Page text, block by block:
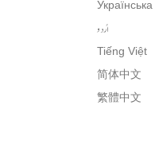
Українська
اُردو
Tiếng Việt
简体中文
繁體中文